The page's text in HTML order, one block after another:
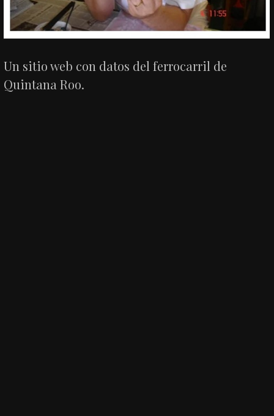
Un sitio web con datos del ferrocarril de
Quintana Roo.